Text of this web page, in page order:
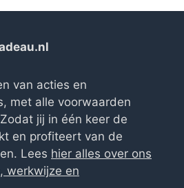
van acties en
met alle voorwaarden
jij in één keer de
en profiteert van de
Lees hier alles over ons
werkwijze en